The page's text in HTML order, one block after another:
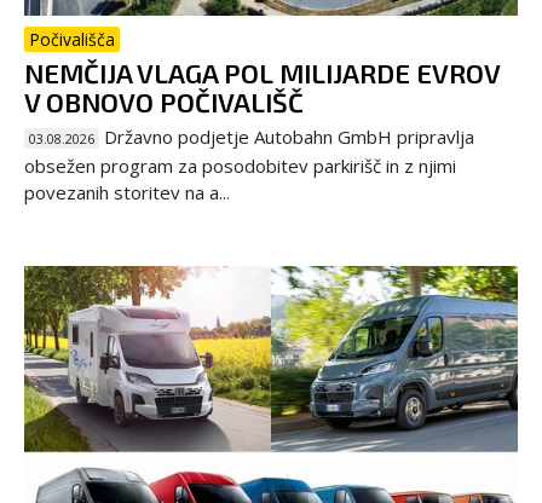
Počivališča
NEMČIJA VLAGA POL MILIJARDE EVROV
V OBNOVO POČIVALIŠČ
03.08.2026 Državno podjetje Autobahn GmbH pripravlja
obsežen program za posodobitev parkirišč in z njimi
povezanih storitev na a...